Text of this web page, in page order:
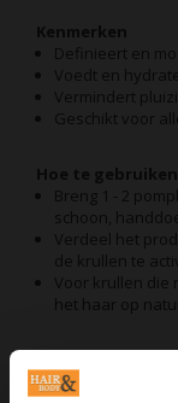
Kenmerken
Definieert en
Voedt en
Vermindert
Geschikt voor
Hoe te gebruiken
Breng 1 - 2
schoon,
Verdeel het
de krullen te
Voor krullen
het haar op